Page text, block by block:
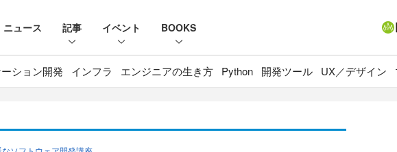
ニュース 記事 イベント BOOKS
ション開発 インフラ エンジニアの生き方 Python 開発ツール UX／デザイン